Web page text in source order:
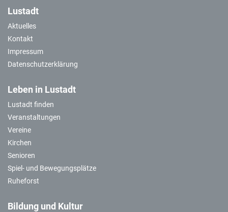
Lustadt
Aktuelles
Kontakt
Impressum
Datenschutzerklärung
Leben in Lustadt
Lustadt finden
Veranstaltungen
Vereine
Kirchen
Senioren
Spiel- und Bewegungsplätze
Ruheforst
Bildung und Kultur